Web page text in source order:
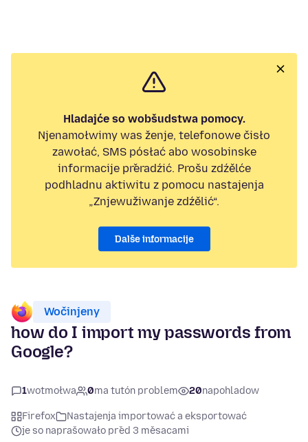
Hladajće so wobšudstwa pomocy.
Njenamołwimy was ženje, telefonowe čisło
zawołać, SMS pósłać abo wosobinske
informacije přeradźić. Prošu zdźělće
podhladnu aktiwitu z pomocu nastajenja
„Znjewužiwanje zdźělić“.
Dalše informacije
Wočinjeny
how do I import my passwords from
Google?
1wotmołwa 0ma tutón problem 20napohladow
Firefox
Nastajenja importować a eksportować
je so naprašowało před 3 měsacami